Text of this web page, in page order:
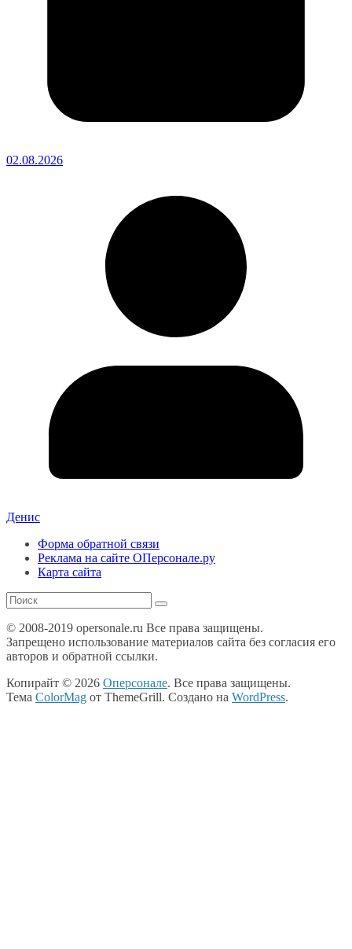
02.08.2026
Денис
Форма обратной связи
Реклама на сайте ОПерсонале.ру
Карта сайта
© 2008-2019 opersonale.ru Все права защищены.
Запрещено использование материалов сайта без согласия его
авторов и обратной ссылки.
Копирайт © 2026 Оперсонале. Все права защищены.
Тема ColorMag от ThemeGrill. Создано на WordPress.